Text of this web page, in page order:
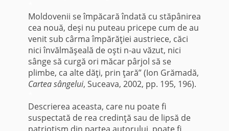
Moldovenii se împăcară îndată cu stăpânirea
cea nouă, deşi nu puteau pricepe cum de au
venit sub cârma împărăţiei austriece, căci
nici învălmăşeală de oşti n-au văzut, nici
sânge să curgă ori măcar pârjol să se
plimbe, ca alte dăţi, prin ţară” (Ion Grămadă,
Cartea sângelui, Suceava, 2002, pp. 195, 196).
Descrierea aceasta, care nu poate fi
suspectată de rea credinţă sau de lipsă de